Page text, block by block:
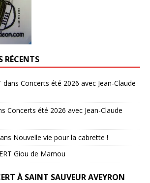
RÉCENTS
dans Concerts été 2026 avec Jean-Claude
Concerts été 2026 avec Jean-Claude
Nouvelle vie pour la cabrette !
Giou de Mamou
À SAINT SAUVEUR AVEYRON